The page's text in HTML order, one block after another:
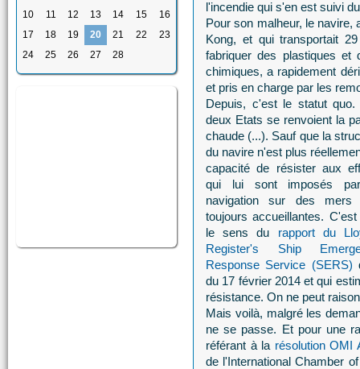
10
11 12 13 14 15
16
17
18 19 20 21 22
23
24
25 26 27 28
l'incendie qui s'en est suivi
Pour son malheur, le navire,
Kong, et qui transportait
fabriquer des plastiques et
chimiques, a rapidement
et pris en charge par les
Depuis, c'est le statut quo.
deux Etats se renvoient la
chaude (...). Sauf que la
du navire n'est plus
capacité de résister aux
qui lui sont imposés
navigation sur des mers
toujours accueillantes. C'est
le sens du rapport du
Register's Ship
Response Service (SERS)
du 17 février 2014 et qui
résistance. On ne peut
Mais voilà, malgré les
ne se passe. Et pour une
référant à la résolution OMI
de l'International Chamber